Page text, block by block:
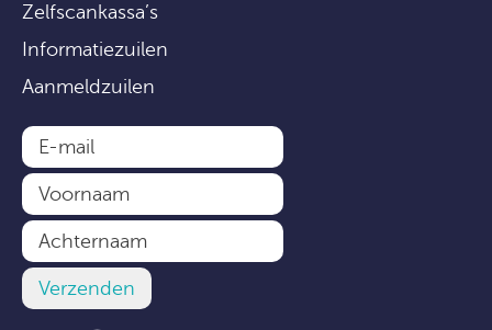
Zelfscankassa’s
Informatiezuilen
Aanmeldzuilen